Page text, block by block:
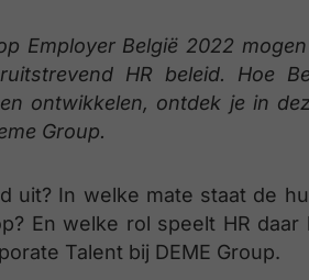
Employer België 2022
HR beleid. Hoe
ontwikkelen, ontdek je in
Group.
uit? In welke mate staat de
En welke rol speelt HR daar
Talent bij DEME Group.